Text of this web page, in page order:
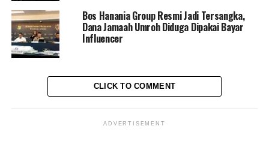
Bos Hanania Group Resmi Jadi Tersangka,
Dana Jamaah Umroh Diduga Dipakai Bayar
Influencer
CLICK TO COMMENT
ADVERTISEMENT